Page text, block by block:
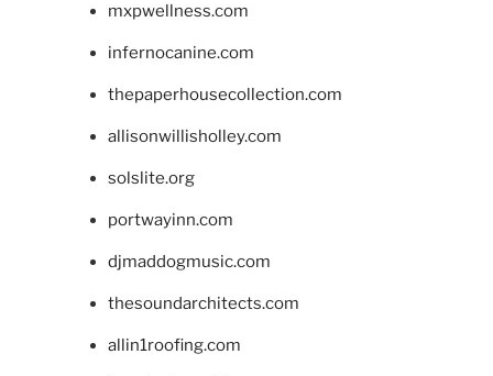
mxpwellness.com
infernocanine.com
thepaperhousecollection.com
allisonwillisholley.com
solslite.org
portwayinn.com
djmaddogmusic.com
thesoundarchitects.com
allin1roofing.com